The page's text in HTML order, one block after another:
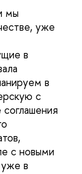
мы
уже
в
в
с
с новыми
в